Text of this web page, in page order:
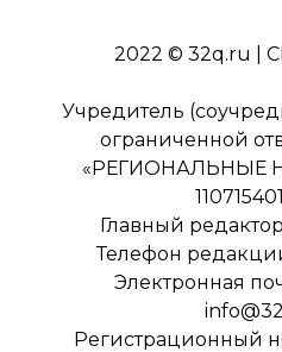
2022 © 32q.ru |
Учредитель
ограниченной
«РЕГИОНАЛЬНЫЕ
Главный
Телефон
Электронная
Регистрационный